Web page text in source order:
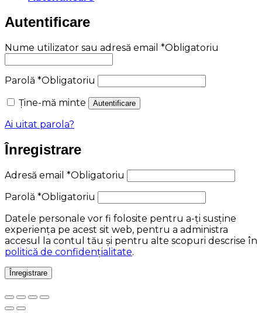
Autentificare
Nume utilizator sau adresă email *Obligatoriu
Parolă *Obligatoriu
Ține-mă minte
Autentificare
Ai uitat parola?
Înregistrare
Adresă email *Obligatoriu
Parolă *Obligatoriu
Datele personale vor fi folosite pentru a-ți susține
experiența pe acest sit web, pentru a administra
accesul la contul tău și pentru alte scopuri descrise în
politică de confidențialitate.
Înregistrare